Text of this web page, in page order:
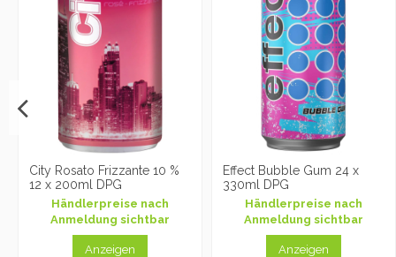
City Rosato Frizzante 10 %
12 x 200ml DPG
Händlerpreise nach
Anmeldung sichtbar
Anzeigen
Effect Bubble Gum 24 x
330ml DPG
Händlerpreise nach
Anmeldung sichtbar
Anzeigen